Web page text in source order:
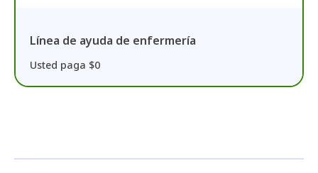
Línea de ayuda de enfermería
Usted paga $0